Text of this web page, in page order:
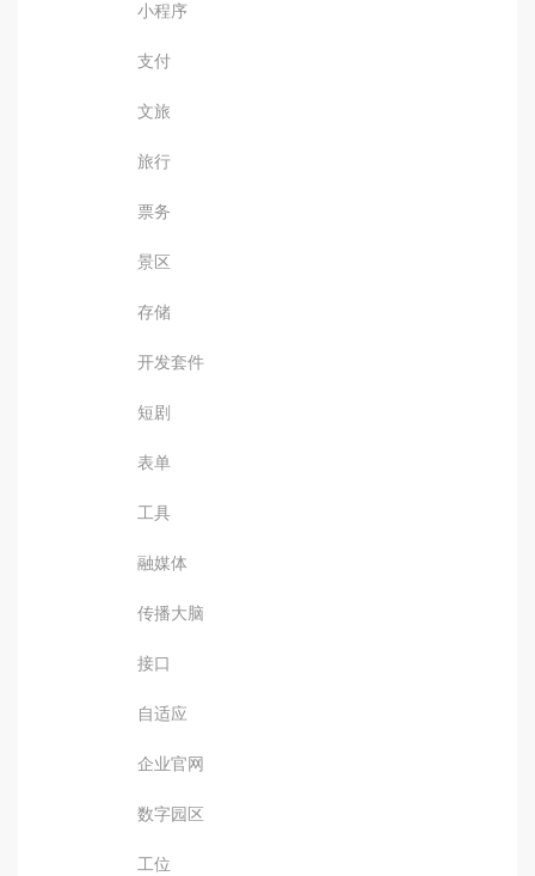
小程序
支付
文旅
旅行
票务
景区
存储
开发套件
短剧
表单
工具
融媒体
传播大脑
接口
自适应
企业官网
数字园区
工位